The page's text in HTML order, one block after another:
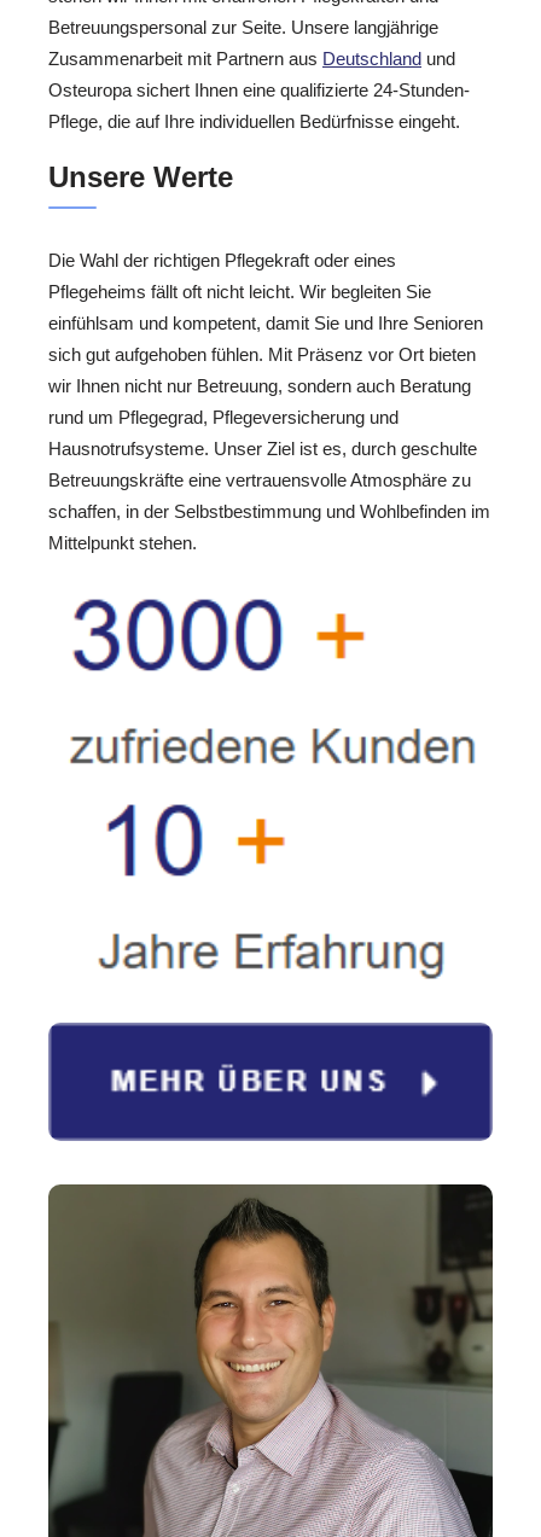
Betreuungspersonal zur Seite. Unsere langjährige
Zusammenarbeit mit Partnern aus Deutschland und
Osteuropa sichert Ihnen eine qualifizierte 24-Stunden-
Pflege, die auf Ihre individuellen Bedürfnisse eingeht.
Unsere Werte
Die Wahl der richtigen Pflegekraft oder eines
Pflegeheims fällt oft nicht leicht. Wir begleiten Sie
einfühlsam und kompetent, damit Sie und Ihre Senioren
sich gut aufgehoben fühlen. Mit Präsenz vor Ort bieten
wir Ihnen nicht nur Betreuung, sondern auch Beratung
rund um Pflegegrad, Pflegeversicherung und
Hausnotrufsysteme. Unser Ziel ist es, durch geschulte
Betreuungskräfte eine vertrauensvolle Atmosphäre zu
schaffen, in der Selbstbestimmung und Wohlbefinden im
Mittelpunkt stehen.